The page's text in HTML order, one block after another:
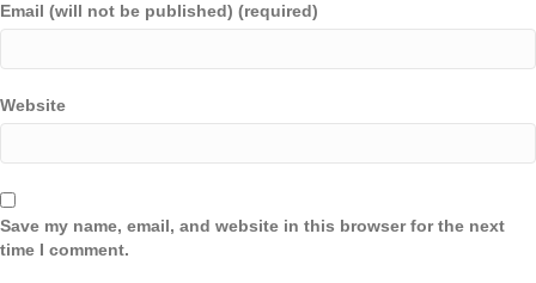
Email (will not be published) (required)
Website
Save my name, email, and website in this browser for the next
time I comment.